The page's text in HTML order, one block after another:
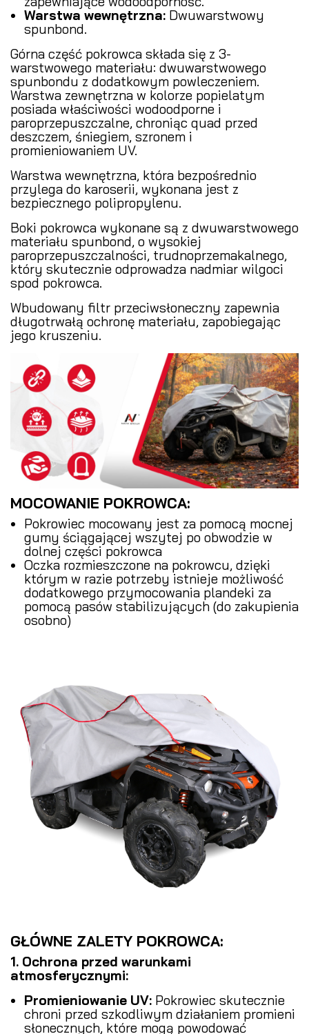
Warstwa wewnętrzna: Dwuwarstwowy
spunbond.
Górna część pokrowca składa się z 3-
warstwowego materiału: dwuwarstwowego
spunbondu z dodatkowym powleczeniem.
Warstwa zewnętrzna w kolorze popielatym
posiada właściwości wodoodporne i
paroprzepuszczalne, chroniąc quad przed
deszczem, śniegiem, szronem i
promieniowaniem UV.
Warstwa wewnętrzna, która bezpośrednio
przylega do karoserii, wykonana jest z
bezpiecznego polipropylenu.
Boki pokrowca wykonane są z dwuwarstwowego
materiału spunbond, o wysokiej
paroprzepuszczalności, trudnoprzemakalnego,
który skutecznie odprowadza nadmiar wilgoci
spod pokrowca.
Wbudowany filtr przeciwsłoneczny zapewnia
długotrwałą ochronę materiału, zapobiegając
jego kruszeniu.
MOCOWANIE POKROWCA:
Pokrowiec mocowany jest za pomocą mocnej
gumy ściągającej wszytej po obwodzie w
dolnej części pokrowca
Oczka rozmieszczone na pokrowcu, dzięki
którym w razie potrzeby istnieje możliwość
dodatkowego przymocowania plandeki za
pomocą pasów stabilizujących (do zakupienia
osobno)
GŁÓWNE ZALETY POKROWCA:
1. Ochrona przed warunkami
atmosferycznymi:
Promieniowanie UV: Pokrowiec skutecznie
chroni przed szkodliwym działaniem promieni
słonecznych, które mogą powodować